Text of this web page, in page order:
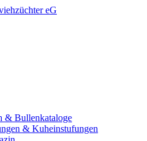
& Bullenkataloge
& Kuheinstufungen